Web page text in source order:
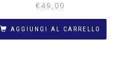
€49,00
AGGIUNGI AL CARRELLO